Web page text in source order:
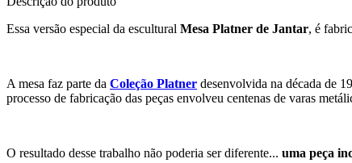
Essa versão especial da escultural Mesa Platner de Jantar, é
A mesa faz parte da Coleção Platner desenvolvida na década de
processo de fabricação das peças envolveu centenas de varas
O resultado desse trabalho não poderia ser diferente... uma peça